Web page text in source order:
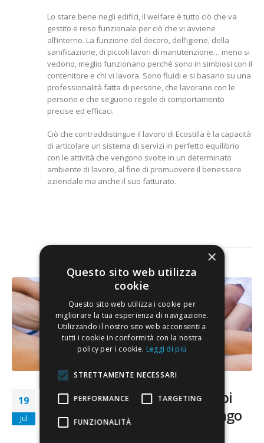
Lo stare bene negli edifici, il welfare è tutto ciò che va
gestito e reso funzionale per ciò che vi avviene
all’interno. La funzione del decoro, dell’igiene, della
sanificazione, di piccoli lavori di manutenzione… meno si
vedono, meglio funzionano perché sono in simbiosi con il
contenitore e chi vi lavora. Sono fluidi e si basano su una
professionalità fatta di persone, che lavorano con le
persone e che seguono regole di comportamento
precise ed efficaci.
Ciò che contraddistingue il lavoro di Ecostilla è la capacità
di articolare un sistema di servizi in perfetto equilibrio
con le attività che vengono svolte in un determinato
ambiente di lavoro, al fine di promuovere il benessere
aziendale ma anche il suo fatturato.
19
Jul
Il Welfare aziendale e i disturbi
mentali: un tabù troppo a lungo
taciuto
×
Questo sito web utilizza
cookie
Questo sito web utilizza i cookie per
migliorare la tua esperienza di navigazione.
Utilizzando il nostro sito web acconsenti a
tutti i cookie in conformità con la nostra
policy per i cookie. Leggi di più
STRETTAMENTE NECESSARI
PERFORMANCE TARGETING
FUNZIONALITÀ